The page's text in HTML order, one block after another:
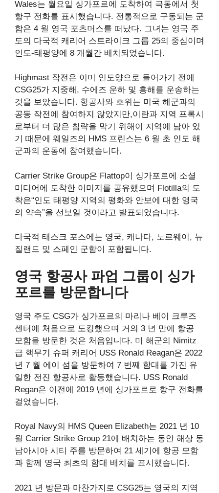
Wales는 월요일 싱가포르에 도착하여 극동에서 첫
항구 전화를 표시했습니다. 전통적으로 구동되는 군
함은 4 월 영국 포츠머스를 떠났다. 그녀는 영국 주
도의 다국적 캐리어 스트라이크 그룹 25의 중심이며
인도-태평양에 8 개월간 배치되었습니다.
Highmast 작전은 이미 인도양으로 들어가기 전에
CSG25가 지중해, 수에즈 운하 및 홍해를 운송하는
것을 보았습니다. 항공사와 호위는 미국 해군과의
공동 작전에 참여하지 않았지만,이란과 지역 프록시
로부터 더 많은 침략을 막기 위해이 지역에 남아 있
기 때문에 웨일즈의 HMS 프린스는 6 월 초 인도 해
군과의 운동에 참여했습니다.
Carrier Strike Group은 Flattop이 싱가포르에 소셜
미디어에 도착한 이미지를 공유했으며 Flotilla의 도
착은“인도 태평양 지역의 평화와 안보에 대한 영국
의 약속”을 선보일 것이라고 발표되었습니다.
다국적 태스크 포스에는 영국, 캐나다, 노르웨이, 뉴
질랜드 및 스페인 군함이 포함됩니다.
영국 항공사 파업 그룹이 싱가
포르를 방문합니다
영국 주도 CSG가 싱가포르의 마리나 베이 크루즈
센터에 처음으로 도킹했으며 거의 ​​3 년 만에 항공
모함을 방문한 것은 처음입니다. 미 해군의 Nimitz
급 핵무기 슈퍼 캐리어 USS Ronald Reagan은 2022
년 7 월 에이 섬을 방문하여 7 번째 함대를 가진 유
일한 전진 항공사로 활동했습니다. USS Ronald
Regan은 이전에 2019 년에 싱가포르로 항구 전화를
걸었습니다.
Royal Navy의 HMS Queen Elizabeth는 2021 년 10
월 Carrier Strike Group 21에 배치하는 동안 해상 동
남아시아 시티 주를 방문하여 21 세기에 항공 모함
과 함께 영국 최초의 함대 배치를 표시했습니다.
2021 년 방문과 마찬가지로 CSG25는 영국의 지역